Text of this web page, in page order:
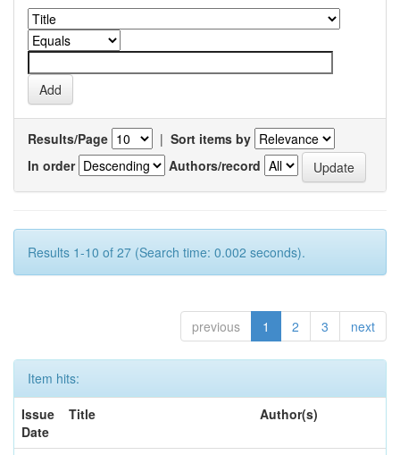
Results/Page | Sort items by
In order
Authors/record
Results 1-10 of 27 (Search time: 0.002 seconds).
previous 1 2 3 next
Item hits:
Issue
Date
Title Author(s)